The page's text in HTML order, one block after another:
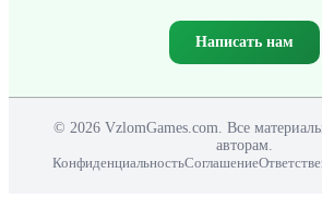
Написать нам
© 2026 VzlomGames.com. Все
авторам.
КонфиденциальностьСоглашение